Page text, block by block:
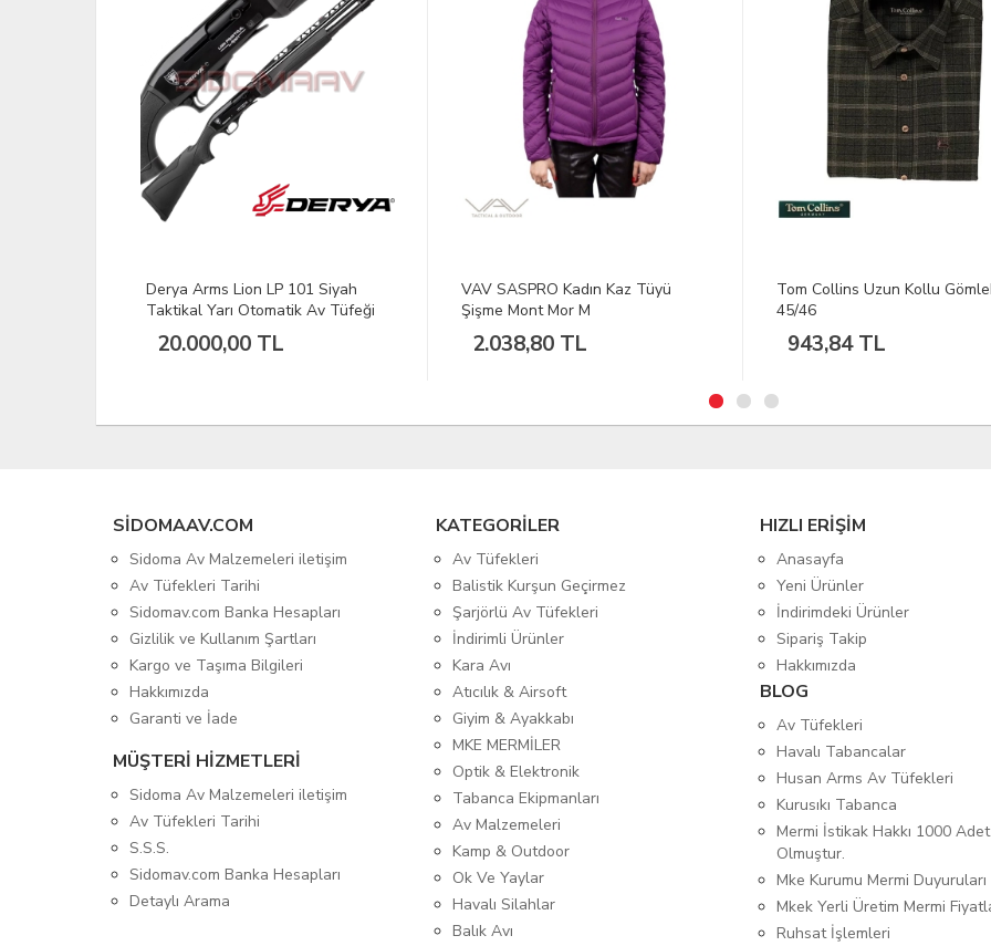
VAV SASPRO Kadın Kaz Tüyü
Şişme Mont Mor M
2.038,80 TL
Tom Collins Uzun Kollu Gömlek
45/46
943,84 TL
AMOMAX Tabanca Kılıfı COLT
1911 5''
564,93 TL
SIDOMAAV.COM
Sidoma Av Malzemeleri iletişim
Av Tüfekleri Tarihi
Sidomav.com Banka Hesapları
Gizlilik ve Kullanım Şartları
Kargo ve Taşıma Bilgileri
Hakkımızda
Garanti ve İade
MÜŞTERİ HİZMETLERİ
Sidoma Av Malzemeleri iletişim
Av Tüfekleri Tarihi
S.S.S.
Sidomav.com Banka Hesapları
Detaylı Arama
KATEGORİLER
Av Tüfekleri
Balistik Kurşun Geçirmez
Şarjörlü Av Tüfekleri
İndirimli Ürünler
Kara Avı
Atıcılık & Airsoft
Giyim & Ayakkabı
MKE MERMİLER
Optik & Elektronik
Tabanca Ekipmanları
Av Malzemeleri
Kamp & Outdoor
Ok Ve Yaylar
Havalı Silahlar
Balık Avı
HIZLI ERİŞİM
Anasayfa
Yeni Ürünler
İndirimdeki Ürünler
Sipariş Takip
Hakkımızda
BLOG
Av Tüfekleri
Havalı Tabancalar
Husan Arms Av Tüfekleri
Kurusıkı Tabanca
Mermi İstikak Hakkı 1000 Adet
Olmuştur.
Mke Kurumu Mermi
Mkek Yerli Üretim Mermi
Ruhsat İşlemleri